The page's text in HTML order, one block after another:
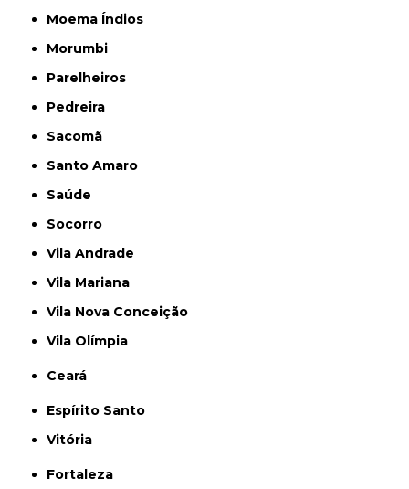
Moema Índios
Morumbi
Parelheiros
Pedreira
Sacomã
Santo Amaro
Saúde
Socorro
Vila Andrade
Vila Mariana
Vila Nova Conceição
Vila Olímpia
Ceará
Espírito Santo
Vitória
Fortaleza